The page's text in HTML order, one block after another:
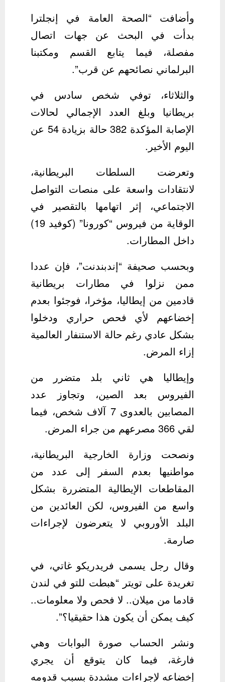
وأضافت “الصحة العامة في إنجلترا
بدأت في البحث عن جهات اتصال
مفصلة، فيما يتابع القسم ومكتبنا
البرلماني نصائحهم عن قرب”.
والثلاثاء، توفي شخص سادس في
بريطانيا وبلغ العدد الإجمالي لحالات
الإصابة المؤكدة 382 حالة بزيادة 54 عن
اليوم الأخير.
وتعرضت السلطات البريطانية،
لانتقادات واسعة على منصات التواصل
الاجتماعي، إثر اتهامها بالتقصير في
الوقاية من فيروس “كورونا” (كوفيد 19)
داخل المطارات.
وبحسب صحيفة “إندبندنت”، فإن عددا
ممن نزلوا في مطارات بريطانية
قادمين من إيطاليا، مؤخرا، فوجئوا بعدم
إخضاعهم لأي فحص حراري ودخلوا
بشكل عادي رغم حالة الاستنفار العالمية
إزاء المرض.
وإيطاليا هي ثاني بلد متضرر من
الفيروس بعد الصين، وتجاوز عدد
المصابين بالعدوى 7 آلاف شخص، فيما
لقي 366 مصرعهم من جراء المرض.
ونصحت وزارة الخارجية البريطانية،
مواطنيها بعدم السفر إلى عدد من
المقاطعات الإيطالية المتضررة بشكل
واسع من الفيروس، لكن العائدين من
البلد الأوروبي لا يتعرضون لإجراءات
صارمة.
وقال رجل يسمى فريدريكو غاتي، في
تغريدة على تويتر “هبطت للتو في لندن
قادما من ميلان.. لا فحص ولا معلومات..
كيف يمكن أن يكون هذا حقيقيا؟”.
ونشر الحساب صورة البوابات وهي
فارغة، فيما كان يتوقع أن يجري
إخضاعه لإجراءات مشددة بسبب قدومه